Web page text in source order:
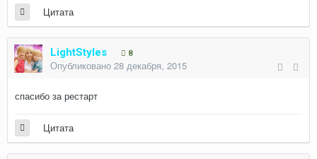
Цитата
LightStyles 8
Опубликовано 28 декабря, 2015
спасибо за рестарт
Цитата